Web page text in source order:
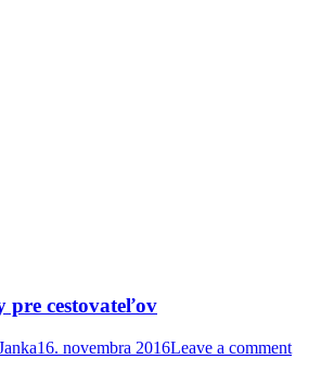
pre cestovateľov
16. novembra 2016Leave a comment